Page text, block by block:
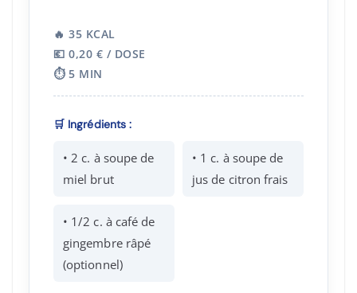
🔥 35 KCAL
💶 0,20 € / DOSE
⏱️ 5 MIN
🛒 Ingrédients :
• 2 c. à soupe de
miel brut
• 1 c. à soupe de
jus de citron frais
• 1/2 c. à café de
gingembre râpé
(optionnel)